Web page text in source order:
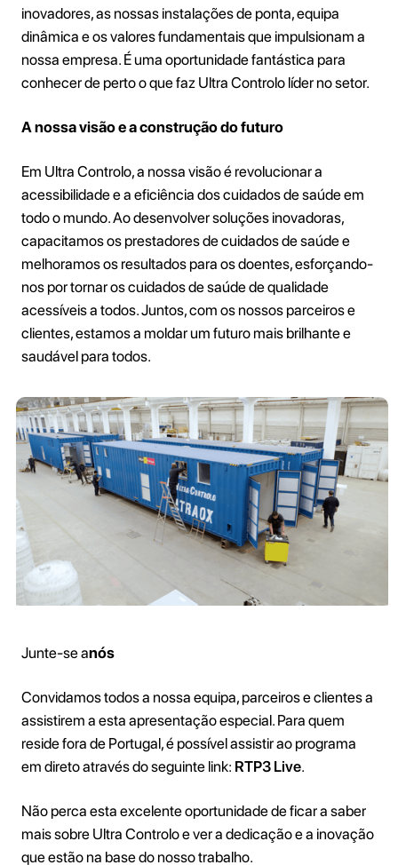
inovadores, as nossas instalações de ponta, equipa
dinâmica e os valores fundamentais que impulsionam a
nossa empresa. É uma oportunidade fantástica para
conhecer de perto o que faz Ultra Controlo líder no setor.
A nossa visão e a construção do futuro
Em Ultra Controlo, a nossa visão é revolucionar a
acessibilidade e a eficiência dos cuidados de saúde em
todo o mundo. Ao desenvolver soluções inovadoras,
capacitamos os prestadores de cuidados de saúde e
melhoramos os resultados para os doentes, esforçando-
nos por tornar os cuidados de saúde de qualidade
acessíveis a todos. Juntos, com os nossos parceiros e
clientes, estamos a moldar um futuro mais brilhante e
saudável para todos.
‍Junte-se anós
Convidamos todos a nossa equipa, parceiros e clientes a
assistirem a esta apresentação especial. Para quem
reside fora de Portugal, é possível assistir ao programa
em direto através do seguinte link: RTP3 Live.
Não perca esta excelente oportunidade de ficar a saber
mais sobre Ultra Controlo e ver a dedicação e a inovação
que estão na base do nosso trabalho.